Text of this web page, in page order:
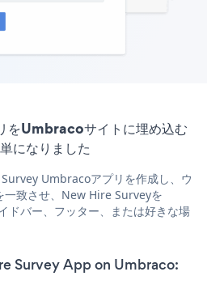
Umbracoサイトに埋め込む
になりました
Umbracoアプリを作成し、ウ
一致させ、New Hire Surveyを
ドバー、フッター、または好きな場
Survey App on Umbraco: